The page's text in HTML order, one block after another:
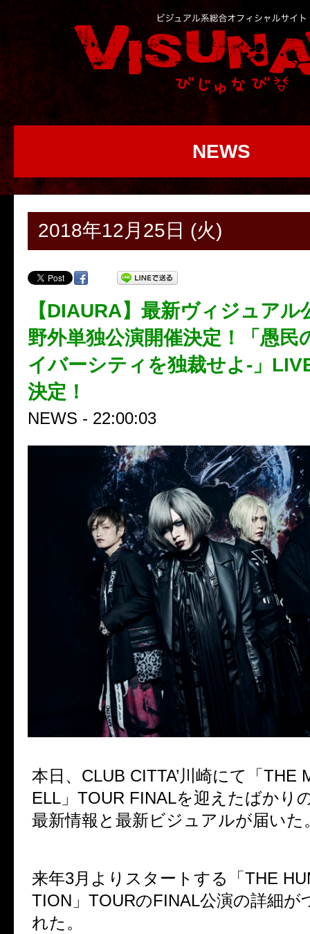
NEWS
2018年12月25日 (火)
【DIAURA】最新ヴィジュアル
野外単独公演開催決定！「愚民
イバーシティを独裁せよ-」
決定！
NEWS - 22:00:03
本日、CLUB CITTA’川崎にて「THE
ELL」TOUR FINALを迎えたばかり
最新情報と最新ビジュアルが届いた
来年3月よりスタートする「THE
TION」TOURのFINAL公演の詳細が
れた。